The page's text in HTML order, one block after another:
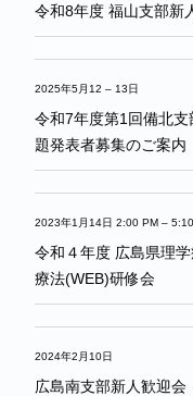
令和8年度 福山支部新
2025年5月12 – 13日
令和7年度第1回備北
題発表者募集のご案内
2023年1月14日 2:00 PM –
令和４年度 広島県理
療法(WEB)研修会
2024年2月10日
広島南支部新人歓迎